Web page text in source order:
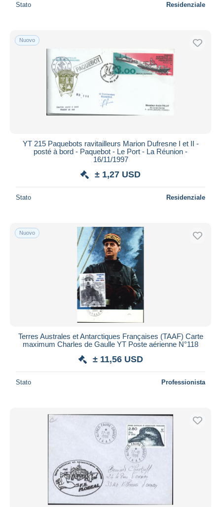
Stato Residenziale
Nuovo
YT 215 Paquebots ravitailleurs Marion Dufresne I et II -
posté à bord - Paquebot - Le Port - La Réunion -
16/11/1997
± 1,27 USD
Stato Residenziale
Nuovo
Terres Australes et Antarctiques Françaises (TAAF) Carte
maximum Charles de Gaulle YT Poste aérienne N°118
± 11,56 USD
Stato Professionista